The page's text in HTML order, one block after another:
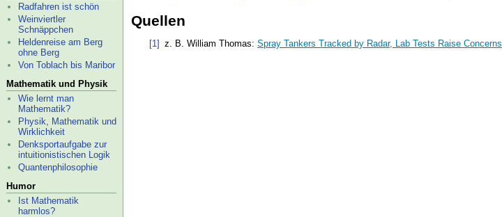
Radfahren ist schön
Weinviertler
Schnäppchen
Heldenreise am Berg
ohne Berg
Von Toblach bis Maribor
Mathematik und Physik
Wie lernt man
Mathematik?
Physik, Mathematik und
Wirklichkeit
Denksportaufgabe zur
intuitionistischen Logik
Quantenphilosophie
Humor
Ist Mathematik
harmlos?
Quellen
[1] z. B. William Thomas: Spray Tankers Tracked by Radar, Lab Tests Raise Concerns